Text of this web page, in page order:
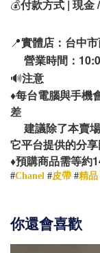
💰付款方式 | 現金
📍實體店：台中
營業時間：
🔊注意
♦️每台電腦與手機
差
建議除了本賣
它平台提供的分享
♦️預購商品需等約
#Chanel #皮帶 #精品
你還會喜歡